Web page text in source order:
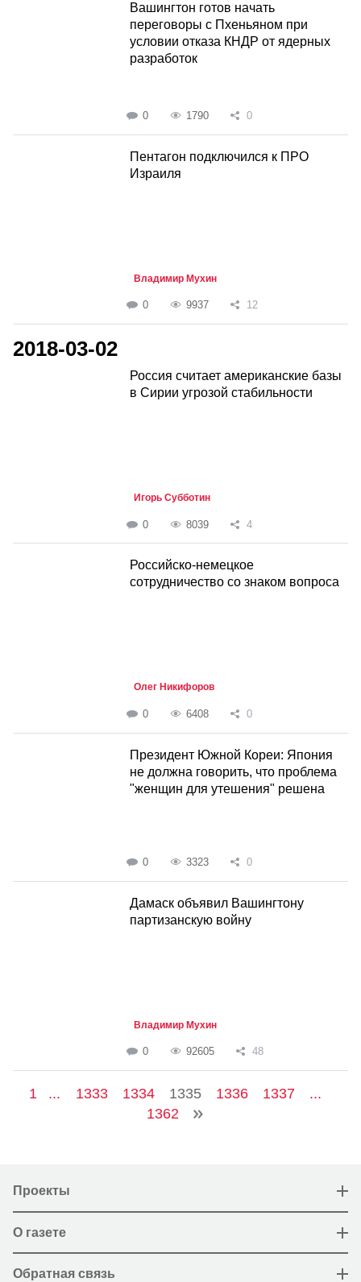
Вашингтон готов начать
переговоры с Пхеньяном при
условии отказа КНДР от ядерных
разработок
0 1790 0
Пентагон подключился к ПРО
Израиля
Владимир Мухин
0 9937 12
2018-03-02
Россия считает американские базы
в Сирии угрозой стабильности
Игорь Субботин
0 8039 4
Российско-немецкое
сотрудничество со знаком вопроса
Олег Никифоров
0 6408 0
Президент Южной Кореи: Япония
не должна говорить, что проблема
"женщин для утешения" решена
0 3323 0
Дамаск объявил Вашингтону
партизанскую войну
Владимир Мухин
0 92605 48
1 ... 1333 1334 1335 1336 1337
...
1362
Проекты
О газете
Обратная связь